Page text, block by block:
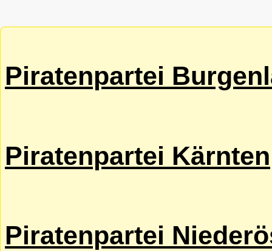
Piratenpartei
Piratenpartei Kärnten
Piratenpartei